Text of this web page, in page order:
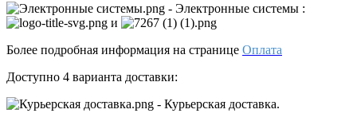
- Электронные системы :
и
Более подробная информация на странице Оплата
Доступно 4 варианта доставки:
- Курьерская доставка.